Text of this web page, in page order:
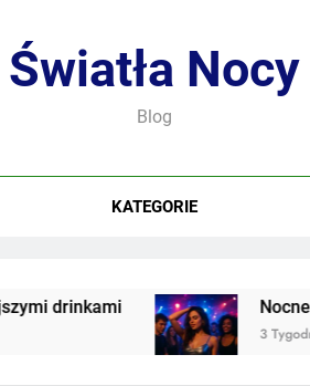
Światła Nocy
Blog
KATEGORIE
Nocne życie we
3 Tygodnie Ago